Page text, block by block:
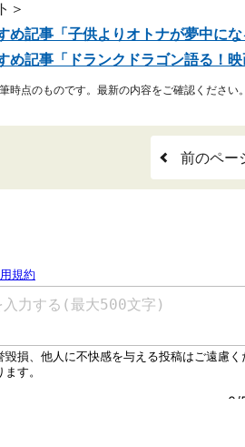
＞
め記事「子供よりオトナが夢中に
め記事「ドランクドラゴン語る！映
時点のものです。最新の内容をご確認ください。
前のペー